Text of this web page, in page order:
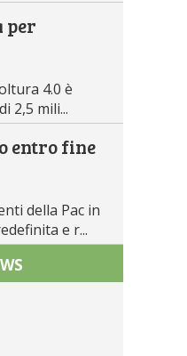
per
4.0 è
2,5 mili...
entro fine
della Pac in
e r...